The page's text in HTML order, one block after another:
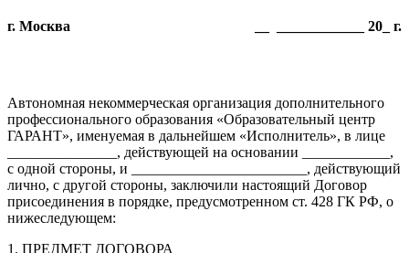
г. Москва __ ____________ 20_ г.
Автономная некоммерческая организация дополнительного
профессионального образования «Образовательный центр
ГАРАНТ», именуемая в дальнейшем «Исполнитель», в лице
_______________, действующей на основании ____________,
с одной стороны, и ________________________, действующий
лично, с другой стороны, заключили настоящий Договор
присоединения в порядке, предусмотренном ст. 428 ГК РФ, о
нижеследующем:
1. ПРЕДМЕТ ДОГОВОРА